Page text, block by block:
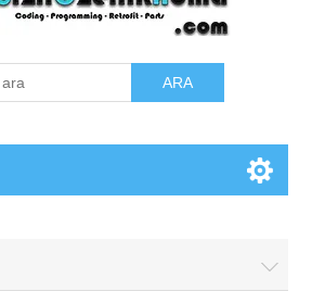
ARA